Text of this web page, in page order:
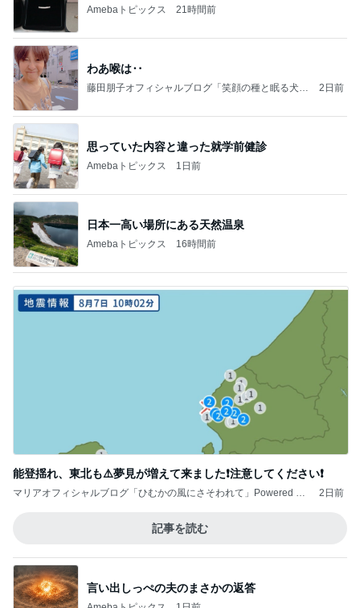
Amebaトピックス 21時間前
わあ喉は‥
藤田朋子オフィシャルブログ「笑顔の種と眠る犬」
2日前
思っていた内容と違った就学前健診
Amebaトピックス 1日前
日本一高い場所にある天然温泉
Amebaトピックス 16時間前
能登揺れ、東北も⚠️夢見が増えて来ました❗️注意してください❗️
マリアオフィシャルブログ「ひむかの風にさそわれて」Powered by
2日前
記事を読む
言い出しっぺの夫のまさかの返答